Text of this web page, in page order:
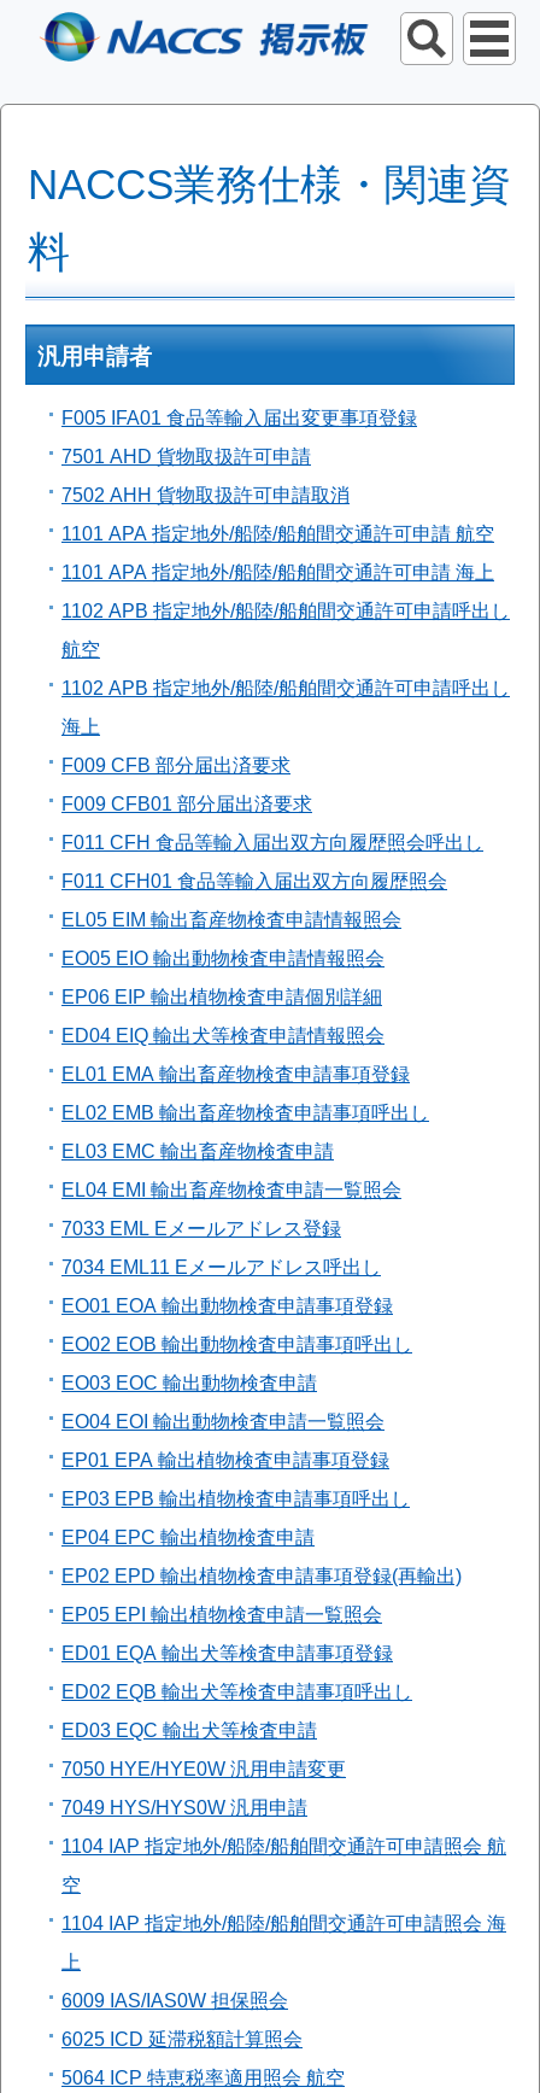
NACCS業務仕様・関連資
料
汎用申請者
F005 IFA01 食品等輸入届出変更事項登録
7501 AHD 貨物取扱許可申請
7502 AHH 貨物取扱許可申請取消
1101 APA 指定地外/船陸/船舶間交通許可申請 航空
1101 APA 指定地外/船陸/船舶間交通許可申請 海上
1102 APB 指定地外/船陸/船舶間交通許可申請呼出し
航空
1102 APB 指定地外/船陸/船舶間交通許可申請呼出し
海上
F009 CFB 部分届出済要求
F009 CFB01 部分届出済要求
F011 CFH 食品等輸入届出双方向履歴照会呼出し
F011 CFH01 食品等輸入届出双方向履歴照会
EL05 EIM 輸出畜産物検査申請情報照会
EO05 EIO 輸出動物検査申請情報照会
EP06 EIP 輸出植物検査申請個別詳細
ED04 EIQ 輸出犬等検査申請情報照会
EL01 EMA 輸出畜産物検査申請事項登録
EL02 EMB 輸出畜産物検査申請事項呼出し
EL03 EMC 輸出畜産物検査申請
EL04 EMI 輸出畜産物検査申請一覧照会
7033 EML Eメールアドレス登録
7034 EML11 Eメールアドレス呼出し
EO01 EOA 輸出動物検査申請事項登録
EO02 EOB 輸出動物検査申請事項呼出し
EO03 EOC 輸出動物検査申請
EO04 EOI 輸出動物検査申請一覧照会
EP01 EPA 輸出植物検査申請事項登録
EP03 EPB 輸出植物検査申請事項呼出し
EP04 EPC 輸出植物検査申請
EP02 EPD 輸出植物検査申請事項登録(再輸出)
EP05 EPI 輸出植物検査申請一覧照会
ED01 EQA 輸出犬等検査申請事項登録
ED02 EQB 輸出犬等検査申請事項呼出し
ED03 EQC 輸出犬等検査申請
7050 HYE/HYE0W 汎用申請変更
7049 HYS/HYS0W 汎用申請
1104 IAP 指定地外/船陸/船舶間交通許可申請照会 航
空
1104 IAP 指定地外/船陸/船舶間交通許可申請照会 海
上
6009 IAS/IAS0W 担保照会
6025 ICD 延滞税額計算照会
5064 ICP 特恵税率適用照会 航空